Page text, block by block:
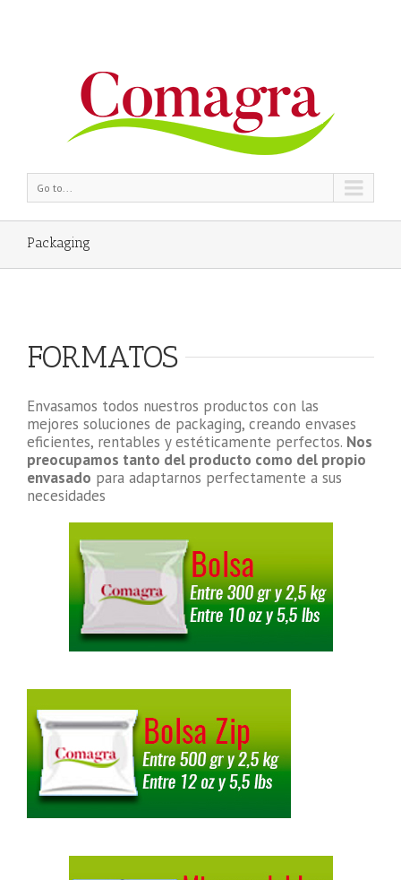
Go to...
Packaging
FORMATOS
Envasamos todos nuestros productos con las
mejores soluciones de packaging, creando envases
eficientes, rentables y estéticamente perfectos. Nos
preocupamos tanto del producto como del propio
envasado para adaptarnos perfectamente a sus
necesidades